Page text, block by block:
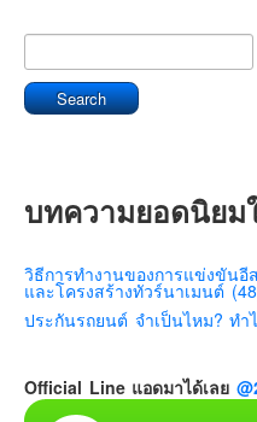
บทความยอดนิยม
วิธีการทำงานของการแข่งขัน
และโครงสร้างทัวร์นาเมนต์
ประกันรถยนต์ จำเป็นไหม? ท
Official Line แอดมาได้เลย